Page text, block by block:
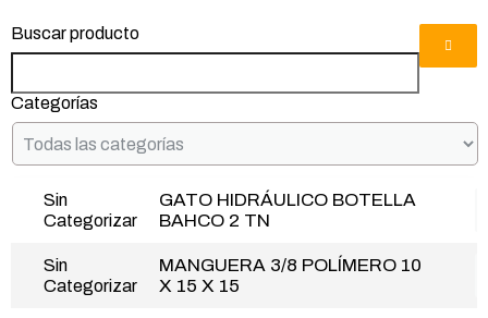
Buscar producto
Categorías
Sin
Categorizar
GATO HIDRÁULICO BOTELLA
BAHCO 2 TN
Sin
Categorizar
MANGUERA 3/8 POLÍMERO 10
X 15 X 15